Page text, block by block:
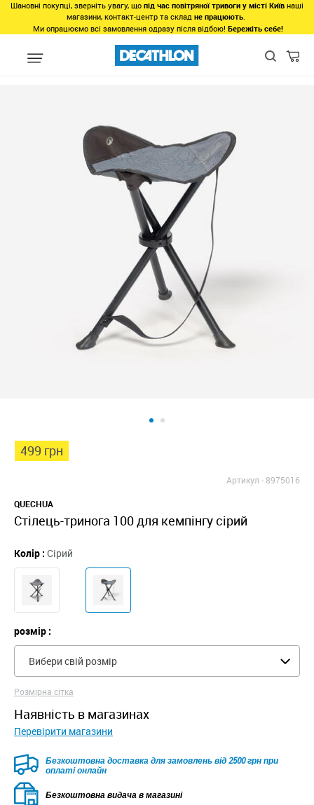
Шановні покупці, зверніть увагу, що під час повітряної тривоги у місті Київ наші
магазини, контакт-центр та склад не працюють.
Ми опрацюємо всі замовлення одразу після відбою! Бережіть себе!
Види спорту Туризм, Кемпiнг Кемпінг Меблі для кемпінгу
499 грн
Артикул -8975016
QUECHUA
Стілець-тринога 100 для кемпінгу сірий
Колір : Сірий
розмір :
Вибери свій розмір
Розмірна сітка
наявність в магазинах
Перевірити магазини
Безкоштовна доставка для замовлень від 2500 грн при
оплаті онлайн
Безкоштовна видача в магазині